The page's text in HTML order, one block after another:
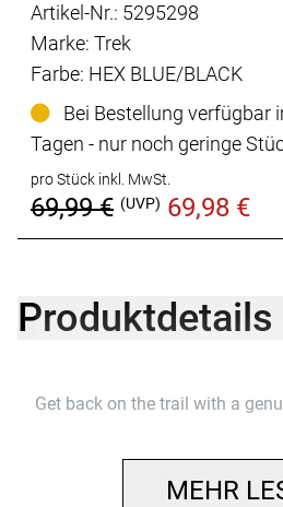
Artikel-Nr.: 5295298
Marke: Trek
Farbe: HEX BLUE/BLACK
Bei Bestellung verfügbar
Tagen - nur noch geringe
pro Stück inkl. MwSt.
69,99 € (UVP) 69,98 €
Produktdetails
Get back on the trail with a
MEHR